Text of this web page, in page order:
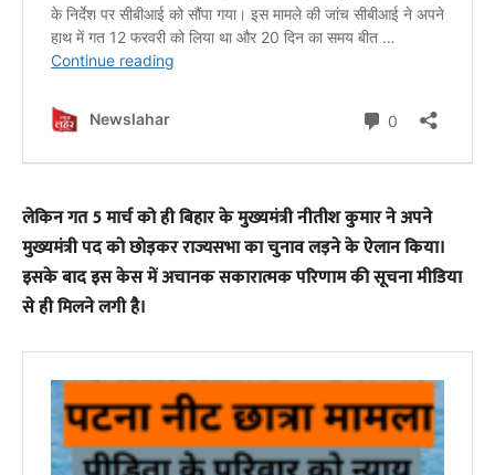
लेकिन गत 5 मार्च को ही बिहार के मुख्यमंत्री नीतीश कुमार ने अपने
मुख्यमंत्री पद को छोड़कर राज्यसभा का चुनाव लड़ने के ऐलान किया।
इसके बाद इस केस में अचानक सकारात्मक परिणाम की सूचना मीडिया
से ही मिलने लगी है।